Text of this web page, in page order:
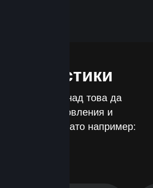
работим над това да
нови обновления и
в Steam, като например: